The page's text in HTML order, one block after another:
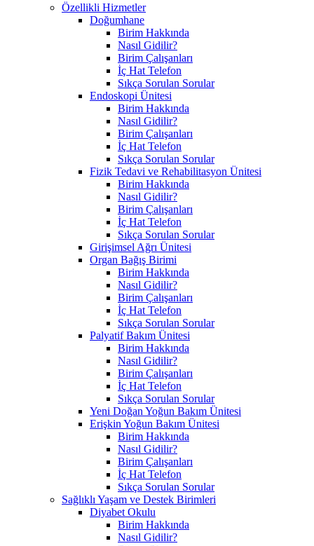
Özellikli Hizmetler
Doğumhane
Birim Hakkında
Nasıl Gidilir?
Birim Çalışanları
İç Hat Telefon
Sıkça Sorulan Sorular
Endoskopi Ünitesi
Birim Hakkında
Nasıl Gidilir?
Birim Çalışanları
İç Hat Telefon
Sıkça Sorulan Sorular
Fizik Tedavi ve Rehabilitasyon Ünitesi
Birim Hakkında
Nasıl Gidilir?
Birim Çalışanları
İç Hat Telefon
Sıkça Sorulan Sorular
Girişimsel Ağrı Ünitesi
Organ Bağış Birimi
Birim Hakkında
Nasıl Gidilir?
Birim Çalışanları
İç Hat Telefon
Sıkça Sorulan Sorular
Palyatif Bakım Ünitesi
Birim Hakkında
Nasıl Gidilir?
Birim Çalışanları
İç Hat Telefon
Sıkça Sorulan Sorular
Yeni Doğan Yoğun Bakım Ünitesi
Erişkin Yoğun Bakım Ünitesi
Birim Hakkında
Nasıl Gidilir?
Birim Çalışanları
İç Hat Telefon
Sıkça Sorulan Sorular
Sağlıklı Yaşam ve Destek Birimleri
Diyabet Okulu
Birim Hakkında
Nasıl Gidilir?